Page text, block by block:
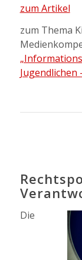
zum Artikel
zum Thema
Jugendlichen
Die